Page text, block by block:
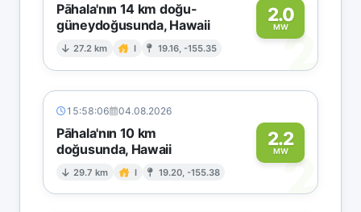
Pāhala'nın 14 km doğu-
güneydoğusunda, Hawaii
27.2 km I 19.16, -155.35
2.0
MW
2
15:58:06 04.08.2026
Pāhala'nın 10 km
doğusunda, Hawaii
29.7 km I 19.20, -155.38
2.2
MW2